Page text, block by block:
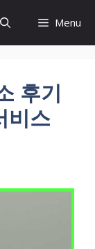
Menu
후기
비스